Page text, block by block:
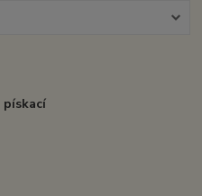
pískací